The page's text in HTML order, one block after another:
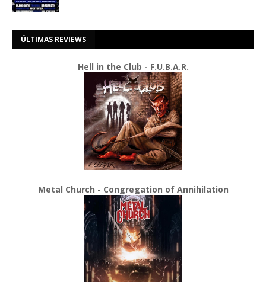
ÚLTIMAS REVIEWS
Hell in the Club - F.U.B.A.R.
Metal Church - Congregation of Annihilation